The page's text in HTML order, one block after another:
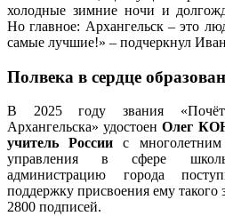
холодные зимние ночи и
Но главное: Архангельск – это
самые лучшие!» – подчеркнул
Полвека в сердце
В 2025 году звания
Архангельска» удостоенОлег
учитель России с
управления в сфере
администрацию города
поддержку присвоения ему такого
2800 подписей.